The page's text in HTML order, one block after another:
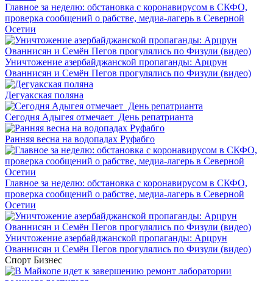
Главное за неделю: обстановка с коронавирусом в СКФО,
проверка сообщений о рабстве, медиа-лагерь в Северной
Осетии
Уничтожение азербайджанской пропаганды: Арцрун
Ованнисян и Семён Пегов прогулялись по Физули (видео)
Дегуакская поляна
Сегодня Адыгея отмечает День репатрианта
Ранняя весна на водопадах Руфабго
Главное за неделю: обстановка с коронавирусом в СКФО,
проверка сообщений о рабстве, медиа-лагерь в Северной
Осетии
Уничтожение азербайджанской пропаганды: Арцрун
Ованнисян и Семён Пегов прогулялись по Физули (видео)
Спорт Бизнес